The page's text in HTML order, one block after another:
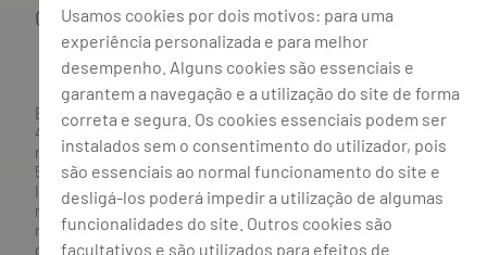
Gestão de cookies
BANCO BPI, S.A., com sede na Avenida da Boavista, 1117,
4100-129 Porto; Capital Social: € 1 293 063 324,98; matriculada
na CRC Porto sob o número de matrícula PTIRNMJ 501 214
534, como o número de identificação fiscal 501 214 534.
Intermediário financeiro registado na CMVM com o n° 300 e
no Banco de Portugal sob o código n° 10. Agente de Seguros
n.º 419527591, registado junto da Autoridade de Supervisão
de Seguros e Fundos de Pensões em 21/01/2019, e autorizado
Usamos cookies por dois motivos: para uma
experiência personalizada e para melhor
desempenho. Alguns cookies são essenciais e
garantem a navegação e a utilização do site de forma
correta e segura. Os cookies essenciais podem ser
instalados sem o consentimento do utilizador, pois
são essenciais ao normal funcionamento do site e
desligá-los poderá impedir a utilização de algumas
funcionalidades do site. Outros cookies são
facultativos e são utilizados para efeitos de